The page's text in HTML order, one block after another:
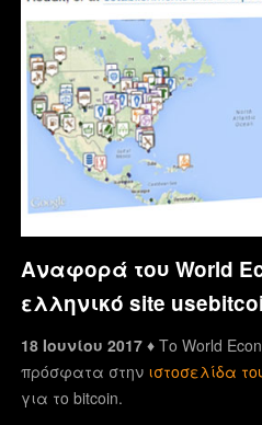
Αναφορά του World
ελληνικό site
18 Ιουνίου 2017 ♦Το World
πρόσφατα στην ιστοσελίδα
για το bitcoin.